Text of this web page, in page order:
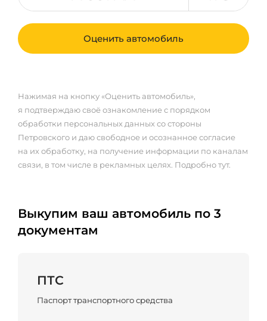
Оценить автомобиль
Нажимая на кнопку «Оценить автомобиль»,
я подтверждаю своё ознакомление с порядком
обработки персональных данных со стороны
Петровского и даю свободное и осознанное согласие
на их обработку, на получение информации по каналам
связи, в том числе в рекламных целях. Подробно тут.
Выкупим ваш автомобиль по 3
документам
ПТС
Паспорт транспортного средства